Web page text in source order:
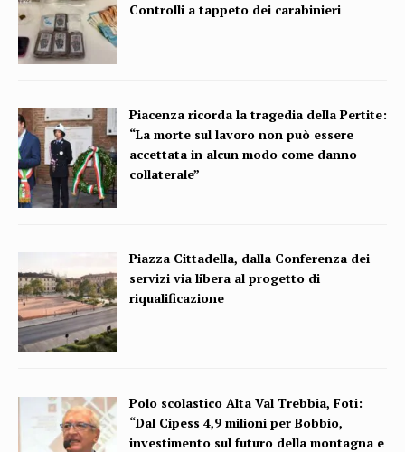
Controlli a tappeto dei carabinieri
Piacenza ricorda la tragedia della Pertite:
“La morte sul lavoro non può essere
accettata in alcun modo come danno
collaterale”
Piazza Cittadella, dalla Conferenza dei
servizi via libera al progetto di
riqualificazione
Polo scolastico Alta Val Trebbia, Foti:
“Dal Cipess 4,9 milioni per Bobbio,
investimento sul futuro della montagna e